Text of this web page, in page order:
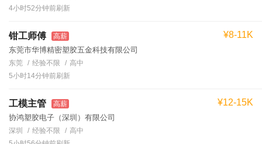
4小时52分钟前刷新
钳工师傅 高薪
东莞市华博精密塑胶五金科技有限公司
¥8-11K
东莞 经验不限
高中
5小时14分钟前刷新
工模主管 高薪
协鸿塑胶电子（深圳）有限公司
¥12-15K
深圳 经验不限
高中